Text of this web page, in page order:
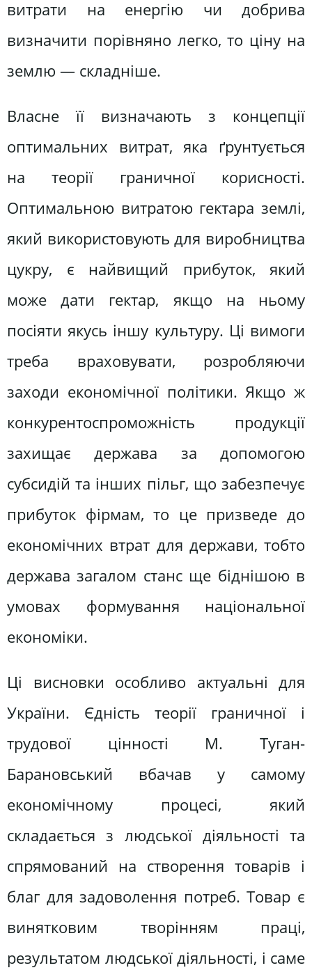
витрати на енергію чи добрива
визначити порівняно легко, то ціну на
землю — складніше.
Власне її визначають з концепції
оптимальних витрат, яка ґрунтується
на теорії граничної корисності.
Оптимальною витратою гектара землі,
який використовують для виробництва
цукру, є найвищий прибуток, який
може дати гектар, якщо на ньому
посіяти якусь іншу культуру. Ці вимоги
треба враховувати, розробляючи
заходи економічної політики. Якщо ж
конкурентоспроможність продукції
захищає держава за допомогою
субсидій та інших пільг, що забезпечує
прибуток фірмам, то це призведе до
економічних втрат для держави, тобто
держава загалом станс ще біднішою в
умовах формування національної
економіки.
Ці висновки особливо актуальні для
України. Єдність теорії граничної і
трудової цінності М. Туган-
Барановський вбачав у самому
економічному процесі, який
складається з людської діяльності та
спрямований на створення товарів і
благ для задоволення потреб. Товар є
винятковим творінням праці,
результатом людської діяльності, і саме